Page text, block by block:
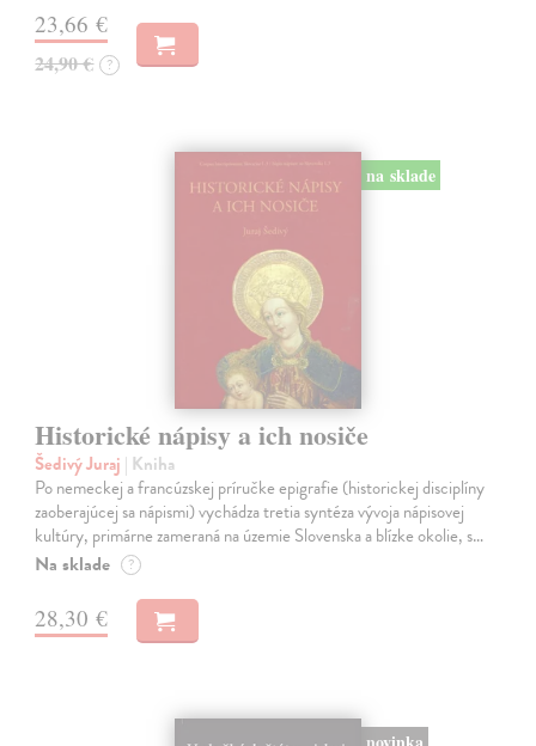
23,66 €
24,90 € ?
na sklade
Historické nápisy a ich nosiče
Šedivý Juraj | Kniha
Po nemeckej a francúzskej príručke epigrafie (historickej disciplíny
zaoberajúcej sa nápismi) vychádza tretia syntéza vývoja nápisovej
kultúry, primárne zameraná na územie Slovenska a blízke okolie, s…
Na sklade ?
28,30 €